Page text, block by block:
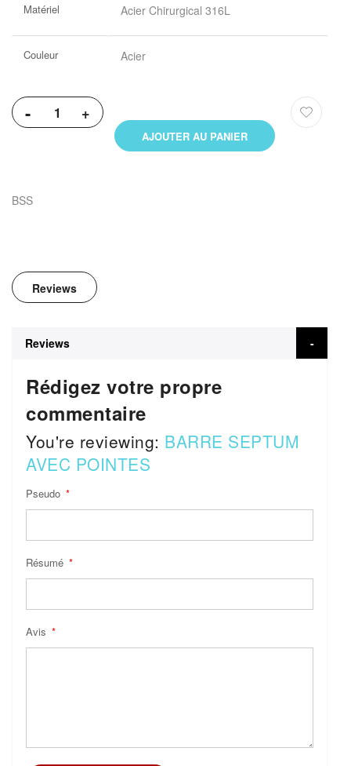
d’information
Matériel Acier Chirurgical 316L
Couleur Acier
- +
AJOUTER AU PANIER
BSS
Reviews
Reviews
Rédigez votre propre
commentaire
You're reviewing: BARRE SEPTUM
AVEC POINTES
Pseudo
Résumé
Avis